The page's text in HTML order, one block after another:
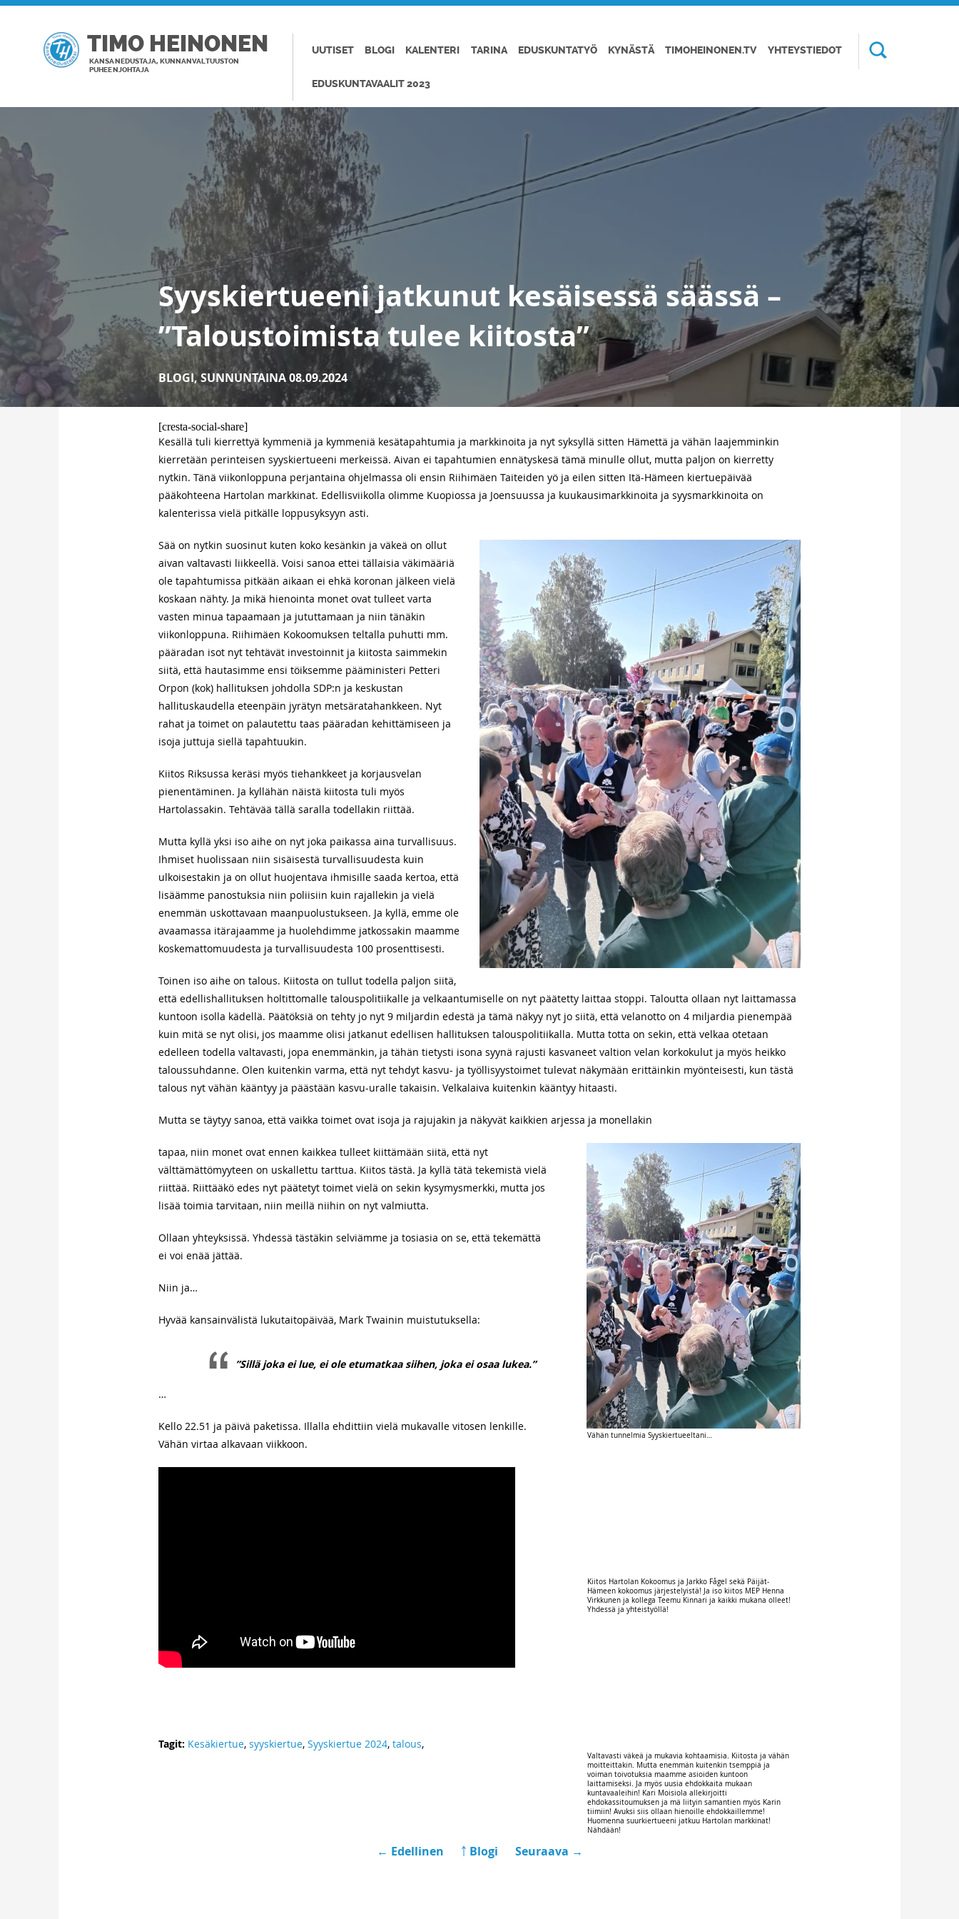
TIMO HEINONEN
KANSANEDUSTAJA, KUNNANVALTUUSTON
PUHEENJOHTAJA
UUTISET BLOGI KALENTERI TARINA EDUSKUNTATYÖ KYNÄSTÄ TIMOHEINONEN.TV YHTEYSTIEDOT
EDUSKUNTAVAALIT 2023
Syyskiertueeni jatkunut kesäisessä säässä –
”Taloustoimista tulee kiitosta”
BLOGI,SUNNUNTAINA 08.09.2024
[cresta-social-share]
Kesällä tuli kierrettyä kymmeniä ja kymmeniä kesätapahtumia ja markkinoita ja nyt syksyllä sitten Hämettä ja vähän laajemminkin
kierretään perinteisen syyskiertueeni merkeissä. Aivan ei tapahtumien ennätyskesä tämä minulle ollut, mutta paljon on kierretty
nytkin. Tänä viikonloppuna perjantaina ohjelmassa oli ensin Riihimäen Taiteiden yö ja eilen sitten Itä-Hämeen kiertuepäivää
pääkohteena Hartolan markkinat. Edellisviikolla olimme Kuopiossa ja Joensuussa ja kuukausimarkkinoita ja syysmarkkinoita on
kalenterissa vielä pitkälle loppusyksyyn asti.
Sää on nytkin suosinut kuten koko kesänkin ja väkeä on ollut
aivan valtavasti liikkeellä. Voisi sanoa ettei tällaisia väkimääriä
ole tapahtumissa pitkään aikaan ei ehkä koronan jälkeen vielä
koskaan nähty. Ja mikä hienointa monet ovat tulleet varta
vasten minua tapaamaan ja jututtamaan ja niin tänäkin
viikonloppuna. Riihimäen Kokoomuksen teltalla puhutti mm.
pääradan isot nyt tehtävät investoinnit ja kiitosta saimmekin
siitä, että hautasimme ensi töiksemme pääministeri Petteri
Orpon (kok) hallituksen johdolla SDP:n ja keskustan
hallituskaudella eteenpäin jyrätyn metsäratahankkeen. Nyt
rahat ja toimet on palautettu taas pääradan kehittämiseen ja
isoja juttuja siellä tapahtuukin.
Kiitos Riksussa keräsi myös tiehankkeet ja korjausvelan
pienentäminen. Ja kyllähän näistä kiitosta tuli myös
Hartolassakin. Tehtävää tällä saralla todellakin riittää.
Mutta kyllä yksi iso aihe on nyt joka paikassa aina turvallisuus.
Ihmiset huolissaan niin sisäisestä turvallisuudesta kuin
ulkoisestakin ja on ollut huojentava ihmisille saada kertoa, että
lisäämme panostuksia niin poliisiin kuin rajallekin ja vielä
enemmän uskottavaan maanpuolustukseen. Ja kyllä, emme ole
avaamassa itärajaamme ja huolehdimme jatkossakin maamme
koskemattomuudesta ja turvallisuudesta 100 prosenttisesti.
Toinen iso aihe on talous. Kiitosta on tullut todella paljon siitä,
että edellishallituksen holtittomalle talouspolitiikalle ja velkaantumiselle on nyt päätetty laittaa stoppi. Taloutta ollaan nyt laittamassa
kuntoon isolla kädellä. Päätöksiä on tehty jo nyt 9 miljardin edestä ja tämä näkyy nyt jo siitä, että velanotto on 4 miljardia pienempää
kuin mitä se nyt olisi, jos maamme olisi jatkanut edellisen hallituksen talouspolitiikalla. Mutta totta on sekin, että velkaa otetaan
edelleen todella valtavasti, jopa enemmänkin, ja tähän tietysti isona syynä rajusti kasvaneet valtion velan korkokulut ja myös heikko
taloussuhdanne. Olen kuitenkin varma, että nyt tehdyt kasvu- ja työllisyystoimet tulevat näkymään erittäinkin myönteisesti, kun tästä
talous nyt vähän kääntyy ja päästään kasvu-uralle takaisin. Velkalaiva kuitenkin kääntyy hitaasti.
Mutta se täytyy sanoa, että vaikka toimet ovat isoja ja rajujakin ja näkyvät kaikkien arjessa ja monellakin
Vähän tunnelmia Syyskiertueeltani…
Kiitos Hartolan Kokoomus ja Jarkko Fågel sekä Päijät-
Hämeen kokoomus järjestelyistä! Ja iso kiitos MEP Henna
Virkkunen ja kollega Teemu Kinnari ja kaikki mukana olleet!
Yhdessä ja yhteistyöllä!
Valtavasti väkeä ja mukavia kohtaamisia. Kiitosta ja vähän
moitteittakin. Mutta enemmän kuitenkin tsemppiä ja
voiman toivotuksia maamme asioiden kuntoon
laittamiseksi. Ja myös uusia ehdokkaita mukaan
kuntavaaleihin! Kari Moisiola allekirjoitti
ehdokassitoumuksen ja mä liityin samantien myös Karin
tiimiin! Avuksi siis ollaan hienoille ehdokkaillemme!
Huomenna suurkiertueeni jatkuu Hartolan markkinat!
Nähdään!
tapaa, niin monet ovat ennen kaikkea tulleet kiittämään siitä, että nyt
välttämättömyyteen on uskallettu tarttua. Kiitos tästä. Ja kyllä tätä tekemistä vielä
riittää. Riittääkö edes nyt päätetyt toimet vielä on sekin kysymysmerkki, mutta jos
lisää toimia tarvitaan, niin meillä niihin on nyt valmiutta.
Ollaan yhteyksissä. Yhdessä tästäkin selviämme ja tosiasia on se, että tekemättä
ei voi enää jättää.
Niin ja…
Hyvää kansainvälistä lukutaitopäivää, Mark Twainin muistutuksella:
”Sillä joka ei lue, ei ole etumatkaa siihen, joka ei osaa lukea.”
…
Kello 22.51 ja päivä paketissa. Illalla ehdittiin vielä mukavalle vitosen lenkille.
Vähän virtaa alkavaan viikkoon.
Tagit: Kesäkiertue, syyskiertue, Syyskiertue 2024, talous,
← Edellinen ￪ Blogi Seuraava →